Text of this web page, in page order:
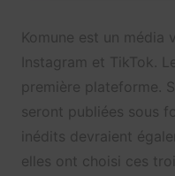
Komune est un média
Instagram et TikTok.
première plateforme.
seront publiées sous
inédits devraient
elles ont choisi ces